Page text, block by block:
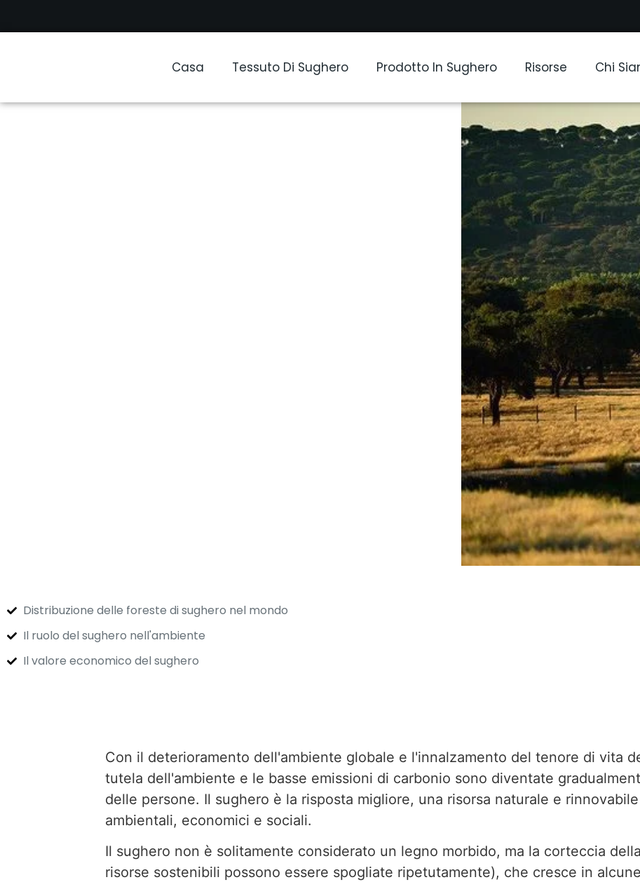
Casa Tessuto Di Sughero Prodotto In Sughero Risorse Chi
Distribuzione delle foreste di sughero nel mondo
Il ruolo del sughero nell'ambiente
Il valore economico del sughero
Con il deterioramento dell'ambiente globale e l'innalzamento del tenore di vita
tutela dell'ambiente e le basse emissioni di carbonio sono diventate
delle persone. Il sughero è la risposta migliore, una risorsa naturale e
ambientali, economici e sociali.
Il sughero non è solitamente considerato un legno morbido, ma la corteccia
risorse sostenibili possono essere spogliate ripetutamente), che cresce in